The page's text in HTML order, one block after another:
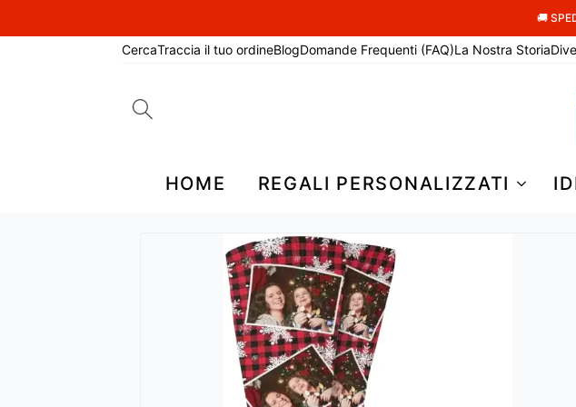
🚚
CercaTraccia il tuo ordineBlogDomande Frequenti (FAQ)La Nostra Storia
HOME REGALI PERSONALIZZATI